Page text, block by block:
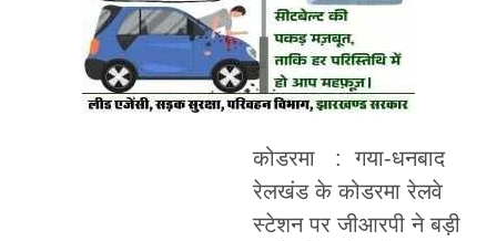
कोडरमा : गया-धनबाद
रेलखंड के कोडरमा रेलवे
स्टेशन पर जीआरपी ने बड़ी